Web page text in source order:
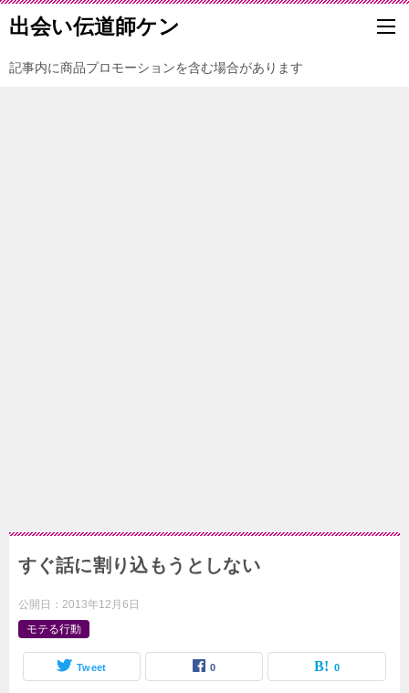
出会い伝道師ケン
記事内に商品プロモーションを含む場合があります
すぐ話に割り込もうとしない
公開日： 2013年12月6日
モテる行動
Tweet 0 0